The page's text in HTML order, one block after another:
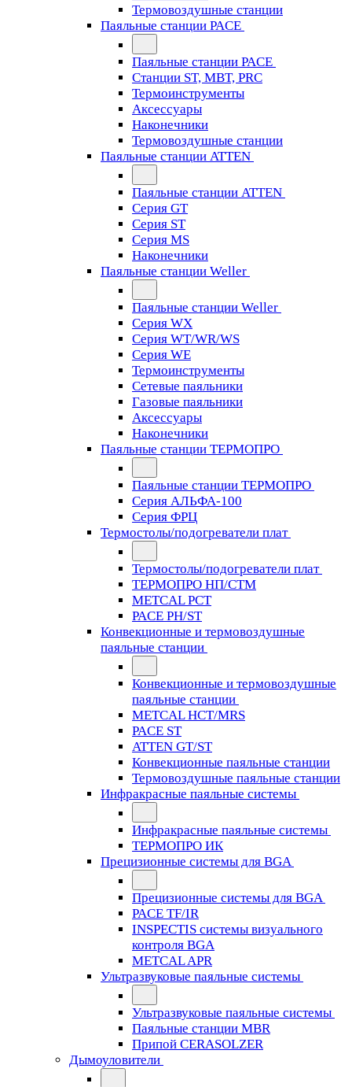
Термовоздушные станции
Паяльные станции PACE
Паяльные станции PACE
Станции ST, MBT, PRC
Термоинструменты
Аксессуары
Наконечники
Термовоздушные станции
Паяльные станции ATTEN
Паяльные станции ATTEN
Серия GT
Серия ST
Серия MS
Наконечники
Паяльные станции Weller
Паяльные станции Weller
Серия WX
Серия WT/WR/WS
Серия WE
Термоинструменты
Сетевые паяльники
Газовые паяльники
Аксессуары
Наконечники
Паяльные станции ТЕРМОПРО
Паяльные станции ТЕРМОПРО
Серия АЛЬФА-100
Серия ФРЦ
Термостолы/подогреватели плат
Термостолы/подогреватели плат
ТЕРМОПРО НП/СТМ
METCAL PCT
PACE PH/ST
Конвекционные и термовоздушные
паяльные станции
Конвекционные и термовоздушные
паяльные станции
METCAL HCT/MRS
PACE ST
ATTEN GT/ST
Конвекционные паяльные станции
Термовоздушные паяльные станции
Инфракрасные паяльные системы
Инфракрасные паяльные системы
ТЕРМОПРО ИК
Прецизионные системы для BGA
Прецизионные системы для BGA
PACE TF/IR
INSPECTIS системы визуального
контроля BGA
METCAL APR
Ультразвуковые паяльные системы
Ультразвуковые паяльные системы
Паяльные станции MBR
Припой CERASOLZER
Дымоуловители